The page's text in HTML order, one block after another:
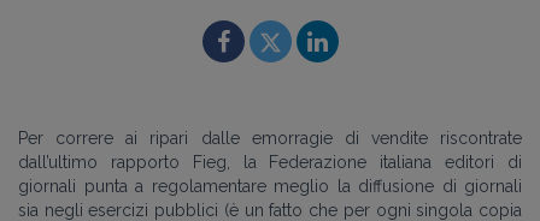
Per correre ai ripari dalle emorragie di vendite riscontrate
dall’ultimo rapporto Fieg, la Federazione italiana editori di
giornali punta a regolamentare meglio la diffusione di giornali
sia negli esercizi pubblici (è un fatto che per ogni singola copia